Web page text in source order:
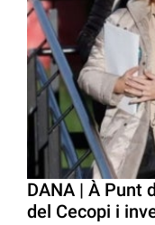
DANA | À Punt
del Cecopi i